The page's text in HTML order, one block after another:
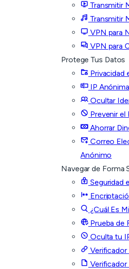
Transmitir
Transmitir
VPN para
VPN para
Protege Tus Datos
Privacidad
IP Anónima
Ocultar
Prevenir el
Ahorrar
Correo
Anónimo
Navegar de Forma
Seguridad
¿Cuál Es
Prueba de
Oculta tu
Verificador
Verificador